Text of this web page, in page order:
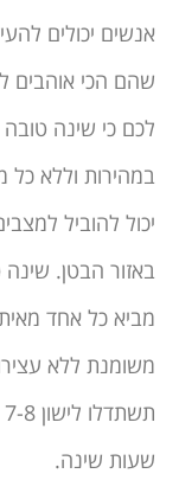
אנשים יכולים
שהם הכי אוהבים
לכם כי שינה
במהירות וללא
יכול להוביל
באזור הבטן. שינה
מביא כל אחד
משומנת ללא
שעות שינה.